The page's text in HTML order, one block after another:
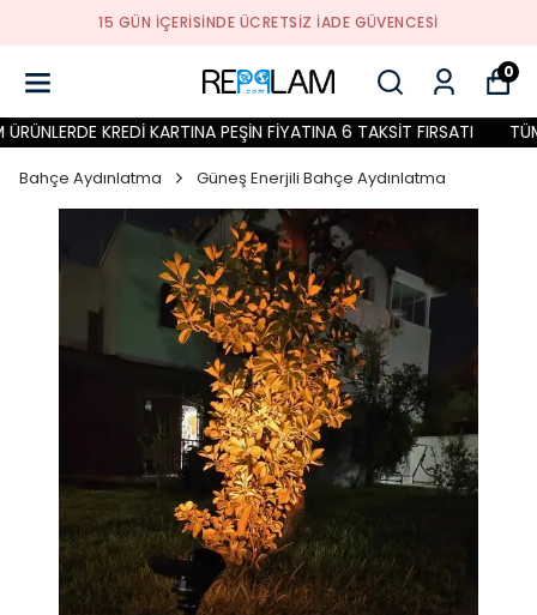
15 GÜN İÇERİSİNDE ÜCRETSİZ İADE GÜVENCESİ
0
KREDİ KARTINA PEŞİN FİYATINA 6 TAKSİT FIRSATI
Bahçe Aydınlatma Güneş Enerjili Bahçe Aydınlatma